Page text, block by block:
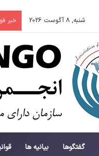
شنبه, 8 آگوست 2026 خبر
گفتگوها بیانیه ها